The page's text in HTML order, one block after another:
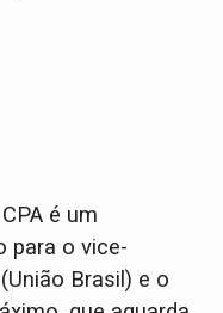
é um
para o vice-
Brasil) e o